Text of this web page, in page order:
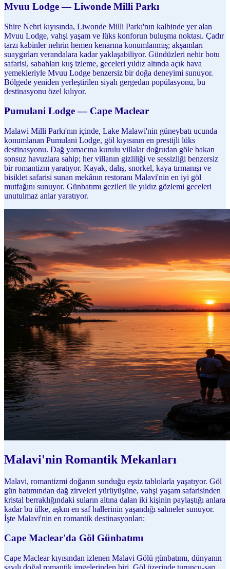
Mvuu Lodge — Liwonde Milli Parkı
Shire Nehri kıyısında, Liwonde Milli Parkı'nın kalbinde yer alan
Mvuu Lodge, vahşi yaşam ve lüks konforun buluşma noktası. Çadır
tarzı kabinler nehrin hemen kenarına konumlanmış; akşamları
suaygırları verandalara kadar yaklaşabiliyor. Gündüzleri nehir botu
safarisi, sabahları kuş izleme, geceleri yıldız altında açık hava
yemekleriyle Mvuu Lodge benzersiz bir doğa deneyimi sunuyor.
Bölgede yeniden yerleştirilen siyah gergedan popülasyonu, bu
destinasyonu özel kılıyor.
Pumulani Lodge — Cape Maclear
Malawi Milli Parkı'nın içinde, Lake Malawi'nin güneybatı ucunda
konumlanan Pumulani Lodge, göl kıyısının en prestijli lüks
destinasyonu. Dağ yamacına kurulu villalar doğrudan göle bakan
sonsuz havuzlara sahip; her villanın gizliliği ve sessizliği benzersiz
bir romantizm yaratıyor. Kayak, dalış, snorkel, kaya tırmanışı ve
bisiklet safarisi sunan mekânın restoranı Malavi'nin en iyi göl
mutfağını sunuyor. Günbatımı gezileri ile yıldız gözlemi geceleri
unutulmaz anlar yaratıyor.
Malavi'nin Romantik Mekanları
Malavi, romantizmi doğanın sunduğu eşsiz tablolarla yaşatıyor. Göl
gün batımından dağ zirveleri yürüyüşüne, vahşi yaşam safarisinden
kristal berraklığındaki suların altına dalan iki kişinin paylaştığı anlara
kadar bu ülke, aşkın en saf hallerinin yaşandığı sahneler sunuyor.
İşte Malavi'nin en romantik destinasyonları:
Cape Maclear'da Göl Günbatımı
Cape Maclear kıyısından izlenen Malavi Gölü günbatımı, dünyanın